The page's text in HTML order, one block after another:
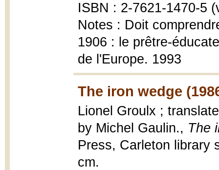
ISBN : 2-7621-1470-5
Notes : Doit
1906 : le prêtre-
de l'Europe. 1993
The iron wedge
Lionel Groulx ;
by Michel Gaulin., The
Press, Carleton library
cm.